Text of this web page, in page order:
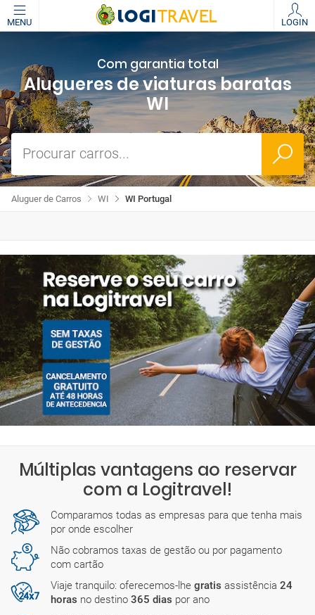
MENU LOGIN
Com garantia total
Alugueres de viaturas baratas
WI
Procurar carros...
WI Portugal
WI
Aluguer de Carros
Múltiplas vantagens ao reservar
com a Logitravel!
Comparamos todas as empresas para que tenha mais
por onde escolher
Não cobramos taxas de gestão ou por pagamento
com cartão
Viaje tranquilo: oferecemos-lhe gratis assistência 24
horas no destino 365 dias por ano